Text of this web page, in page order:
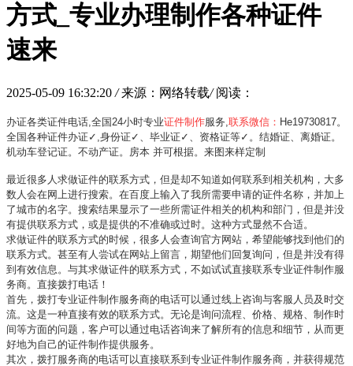
方式_专业办理制作各种证件
速来
2025-05-09 16:32:20 / 来源：网络转载/ 阅读：
办证各类证件电话,全国24小时专业证件制作服务, 联系微信： He19730817。
全国各种证件办证✓,身份证✓、毕业证✓、资格证等✓。结婚证、离婚证。
机动车登记证。不动产证。房本 并可根据。来图来样定制
最近很多人求做证件的联系方式，但是却不知道如何联系到相关机构，大多
数人会在网上进行搜索。在百度上输入了我所需要申请的证件名称，并加上
了城市的名字。搜索结果显示了一些所需证件相关的机构和部门，但是并没
有提供联系方式，或是提供的不准确或过时。这种方式显然不合适。
求做证件的联系方式的时候，很多人会查询官方网站，希望能够找到他们的
联系方式。甚至有人尝试在网站上留言，期望他们回复询问，但是并没有得
到有效信息。与其求做证件的联系方式，不如试试直接联系专业证件制作服
务商。直接拨打电话！
首先，拨打专业证件制作服务商的电话可以通过线上咨询与客服人员及时交
流。这是一种直接有效的联系方式。无论是询问流程、价格、规格、制作时
间等方面的问题，客户可以通过电话咨询来了解所有的信息和细节，从而更
好地为自己的证件制作提供服务。
其次，拨打服务商的电话可以直接联系到专业证件制作服务商，并获得规范